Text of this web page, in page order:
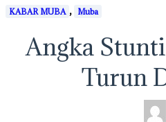
KABAR MUBA , Muba
Angka
Turun